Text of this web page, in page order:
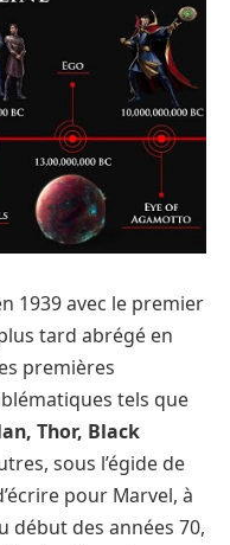
1939 avec le premier
tard abrégé en
premières
tels que
Thor, Black
sous l’égide de
pour Marvel, à
début des années 70,